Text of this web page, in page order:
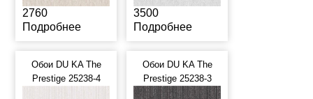
2760
Подробнее
3500
Подробнее
Обои DU KA The
Prestige 25238-4
Обои DU KA The
Prestige 25238-3